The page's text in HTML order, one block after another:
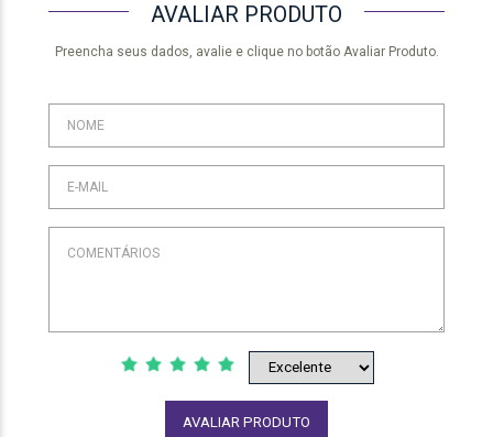
AVALIAR PRODUTO
Preencha seus dados, avalie e clique no botão Avaliar Produto.
AVALIAR PRODUTO